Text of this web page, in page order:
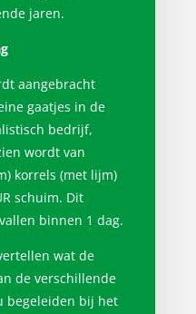
jaren.
aangebracht
gaatjes in de
bedrijf,
wordt van
korrels (met lijm)
schuim. Dit
binnen 1 dag.
wat de
de verschillende
begeleiden bij het